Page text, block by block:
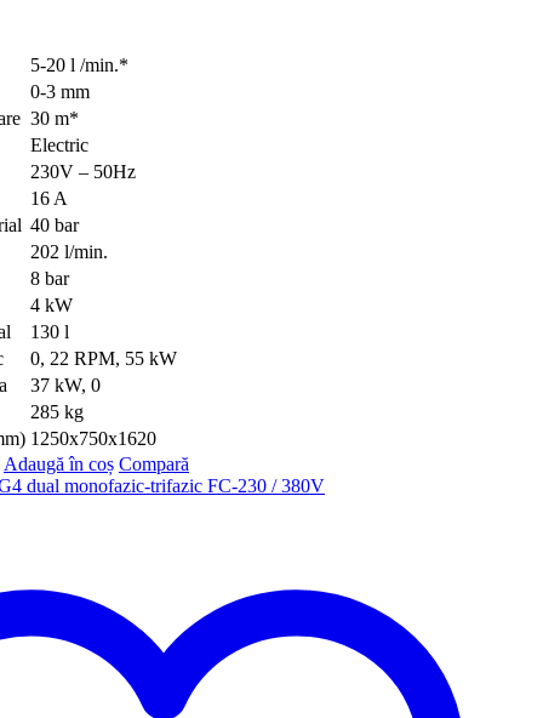
5-20 l /min.*
0-3 mm
30 m*
Electric
230V – 50Hz
16 A
40 bar
202 l/min.
8 bar
4 kW
130 l
0, 22 RPM, 55 kW
37 kW, 0
285 kg
1250x750x1620
Adaugă în coș Compară